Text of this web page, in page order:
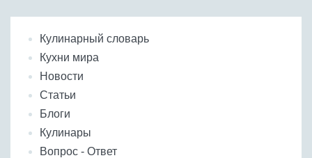
Кулинарный словарь
Кухни мира
Новости
Статьи
Блоги
Кулинары
Вопрос - Ответ